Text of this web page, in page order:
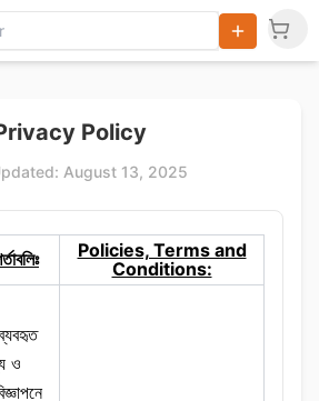
Products,
Categories
Policy
August 13, 2025
Policies, Terms and
Conditions:
ও